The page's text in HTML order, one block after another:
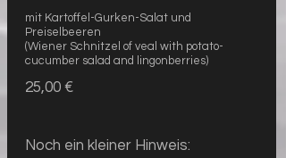
mit Kartoffel-Gurken-Salat und
Preiselbeeren
(Wiener Schnitzel of veal with potato-
cucumber salad and lingonberries)
25,00 €
Noch ein kleiner Hinweis: